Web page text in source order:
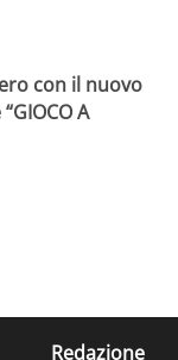
con il nuovo
A
Redazione